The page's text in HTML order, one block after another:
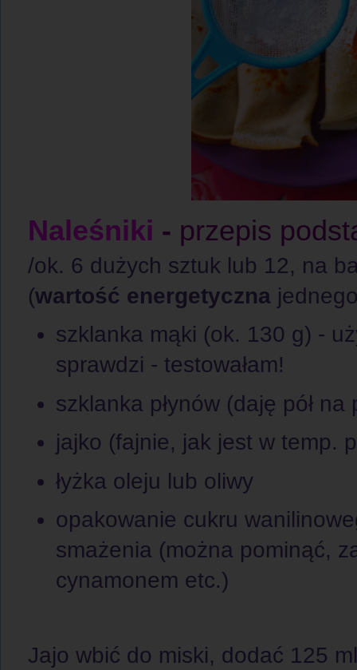
Naleśniki - przepis
/ok. 6 dużych sztuk lub 12, na
(wartość energetyczna
szklanka mąki (ok. 130 g) -
sprawdzi - testowałam!
szklanka płynów (daję pół na
jajko (fajnie, jak jest w temp.
łyżka oleju lub oliwy
opakowanie cukru
smażenia (można pominąć,
cynamonem etc.)
Jajo wbić do miski, dodać 125